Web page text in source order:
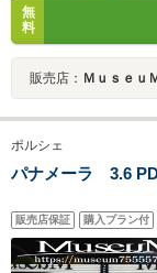
無
料
販売店： Ｍｕｓｅｕ
ポルシェ
パナメーラ 3.6
販売店保証 購入プラン付